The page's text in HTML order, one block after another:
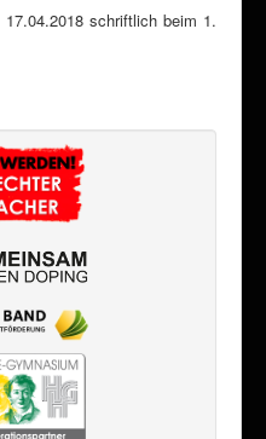
schriftlich beim 1.